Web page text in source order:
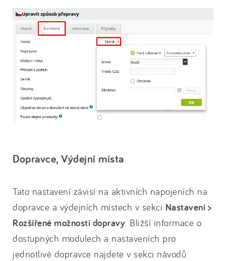
Dopravce, Výdejní místa
Tato nastavení závisí na aktivních napojeních na
dopravce a výdejních místech v sekci Nastavení >
Rozšířené možnosti dopravy. Bližší informace o
dostupných modulech a nastaveních pro
jednotlivé dopravce najdete v sekci návodů